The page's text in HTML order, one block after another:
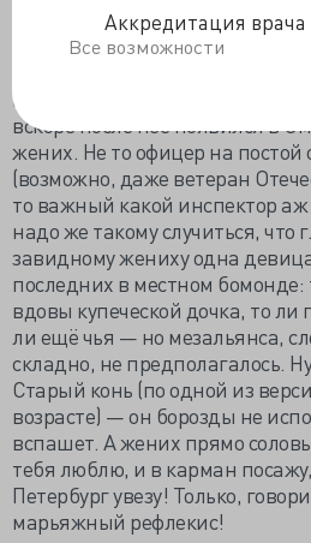
Аккредитация врача
Все возможности
Ивановичем Пыляевым,
коллекционером
По этой версии, не то накануне
вскоре после неё появился в
жених. Не то офицер на постой
(возможно, даже ветеран
то важный какой инспектор
надо же такому случиться, что
завидному жениху одна
последних в местном
вдовы купеческой дочка, то
ли ещё чья — но мезальянса,
складно, не предполагалось.
Старый конь (по одной из
возрасте) — он борозды не
вспашет. А жених прямо
тебя люблю, и в карман
Петербург увезу! Только,
марьяжный рефлекис!